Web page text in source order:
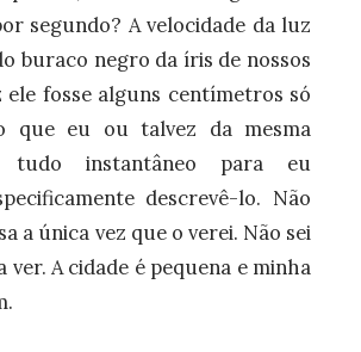
segundo? A velocidade da luz
buraco negro da íris de nossos
ele fosse alguns centímetros só
que eu ou talvez da mesma
tudo instantâneo para eu
descrevê-lo. Não
a única vez que o verei. Não sei
ver. A cidade é pequena e minha